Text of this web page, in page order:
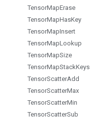
TensorMapErase
TensorMapHasKey
TensorMapInsert
TensorMapLookup
TensorMapSize
TensorMapStackKeys
TensorScatterAdd
TensorScatterMax
TensorScatterMin
TensorScatterSub